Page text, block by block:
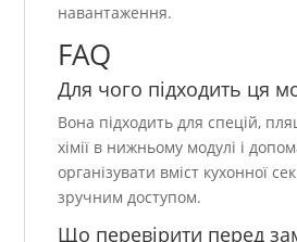
навантаження.
FAQ
Для чого підходить ця
Вона підходить для спецій,
хімії в нижньому модулі і
організувати вміст кухонної
зручним доступом.
Що перевірити перед